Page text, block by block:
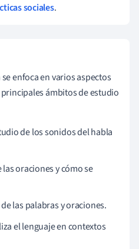
sociales.
enfoca en varios aspectos
ámbitos de estudio
de los sonidos del habla
oraciones y cómo se
las palabras y oraciones.
el lenguaje en contextos